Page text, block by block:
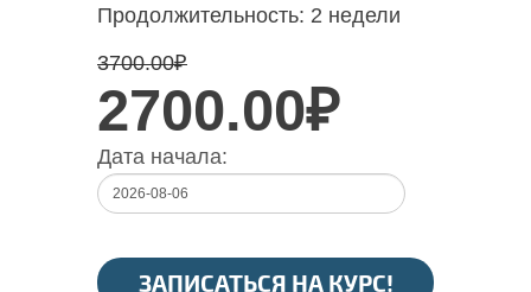
Продолжительность: 2 недели
3700.00₽
2700.00₽
Дата начала:
ЗАПИСАТЬСЯ НА КУРС!